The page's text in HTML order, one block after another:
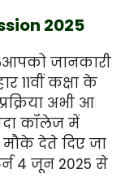
2025
जानकारी
11वीं कक्षा के
अभी आ
कॉलेज में
देते दिए जा
4 जून 2025 से